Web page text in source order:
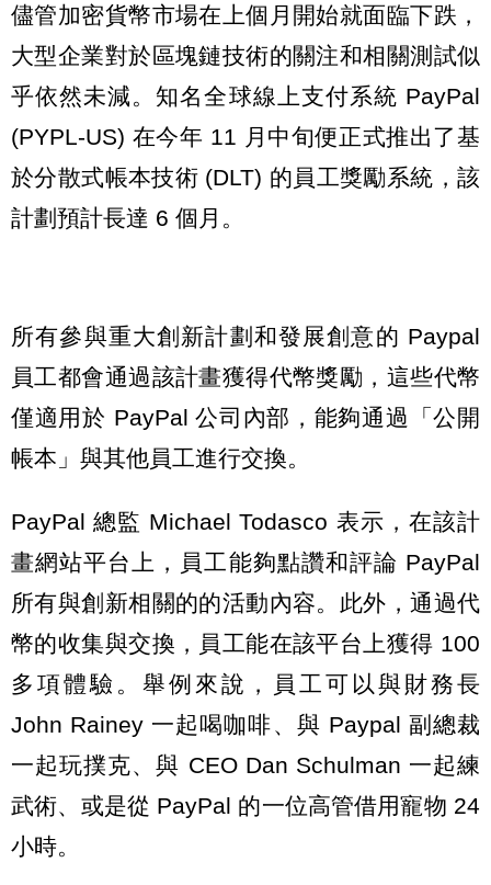
儘管加密貨幣市場在上個月開始就面臨下跌，
大型企業對於區塊鏈技術的關注和相關測試似
乎依然未減。知名全球線上支付系統 PayPal
(PYPL-US) 在今年 11 月中旬便正式推出了基
於分散式帳本技術 (DLT) 的員工獎勵系統，該
計劃預計長達 6 個月。
所有參與重大創新計劃和發展創意的 Paypal
員工都會通過該計畫獲得代幣獎勵，這些代幣
僅適用於 PayPal 公司內部，能夠通過「公開
帳本」與其他員工進行交換。
PayPal 總監 Michael Todasco 表示，在該計
畫網站平台上，員工能夠點讚和評論 PayPal
所有與創新相關的的活動內容。此外，通過代
幣的收集與交換，員工能在該平台上獲得 100
多項體驗。舉例來說，員工可以與財務長
John Rainey 一起喝咖啡、與 Paypal 副總裁
一起玩撲克、與 CEO Dan Schulman 一起練
武術、或是從 PayPal 的一位高管借用寵物 24
小時。